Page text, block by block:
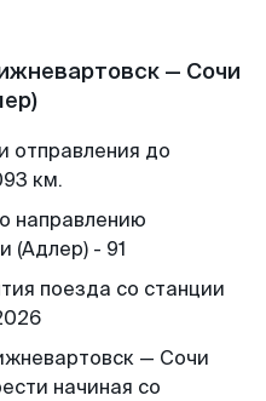
— Сочи
отправления до
км.
направлению
(Адлер) - 91
поезда со станции
— Сочи
начиная со